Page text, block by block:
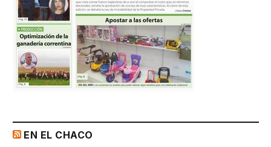
EN EL CHACO